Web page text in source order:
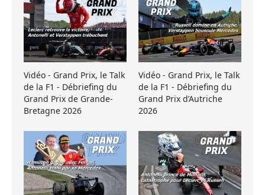
Vidéo - Grand Prix, le Talk
de la F1 - Débriefing du
Grand Prix de Grande-
Bretagne 2026
Vidéo - Grand Prix, le Talk
de la F1 - Débriefing du
Grand Prix d’Autriche
2026